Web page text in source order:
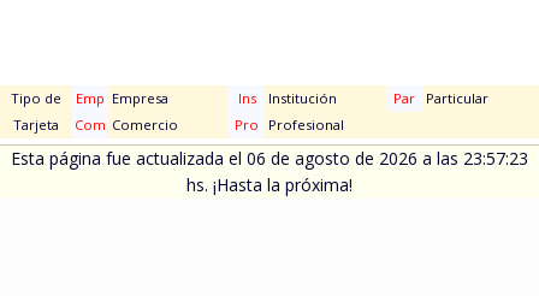
Tipo de
Tarjeta
Emp Empresa Ins Institución Par
Particular
Com Comercio Pro Profesional
Esta página fue actualizada el 06 de agosto de 2026 a las 23:57:23
hs. ¡Hasta la próxima!